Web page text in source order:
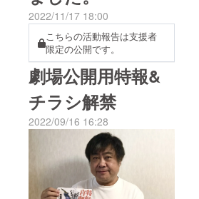
2022/11/17 18:00
こちらの活動報告は支援者
限定の公開です。
劇場公開用特報&
チラシ解禁
2022/09/16 16:28